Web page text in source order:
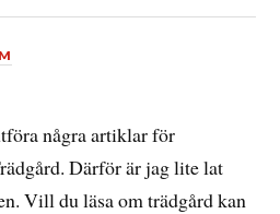
några artiklar för
Därför är jag lite lat
Vill du läsa om trädgård kan